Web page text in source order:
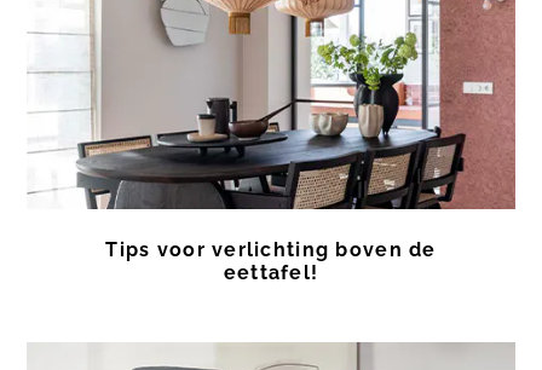
Tips voor verlichting boven de
eettafel!